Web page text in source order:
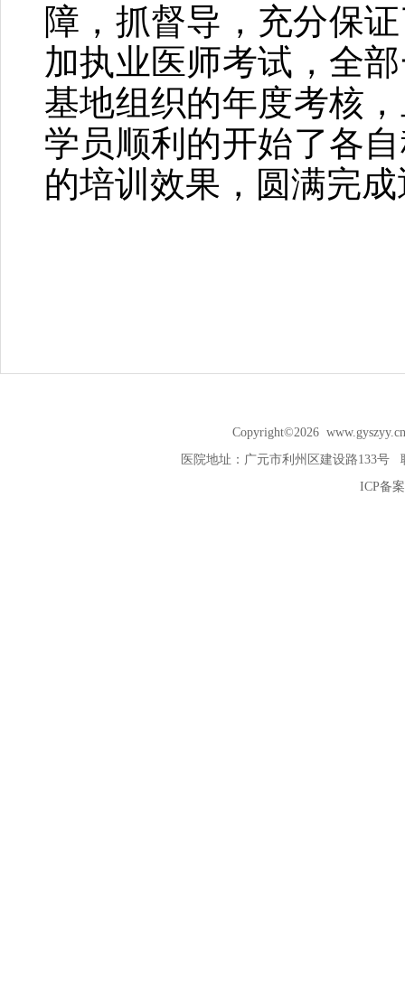
障，抓督导，充分保
加执业医师考试，全
基地组织的年度考核
学员顺利的开始了各
的培训效果，圆满完
Copyright©2026
医院地址：广元市利州区建设路133号
ICP备